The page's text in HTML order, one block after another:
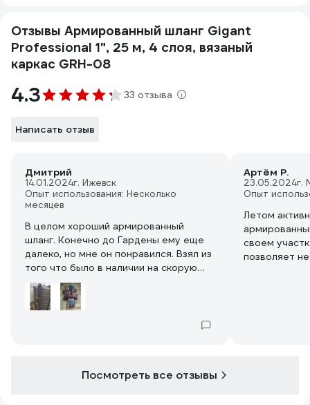
Отзывы Армированный шланг Gigant
Professional 1", 25 м, 4 слоя, вязаный
каркас GRH-08
4.3 33 отзыва
Написать отзыв
Дмитрий
14.01.2024г. Ижевск
Опыт использования: Несколько
месяцев
В целом хороший армированный
шланг. Конечно до Гардены ему еще
далеко, но мне он понравился. Взял из
того что было в наличии на скорую
руку, на коннекторы без проблем
насадил. Перекачиваю по нему в
основном родниковую воду из канавы
тоже наматывался без проблем. По
Артём Р.
23.05.2024г.
Опыт
Летом
своем
позволяет
Посмотреть все отзывы